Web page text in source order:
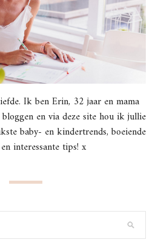
Ik ben Erin, 32 jaar en mama
en via deze site hou ik jullie
baby- en kindertrends, boeiende
interessante tips! x